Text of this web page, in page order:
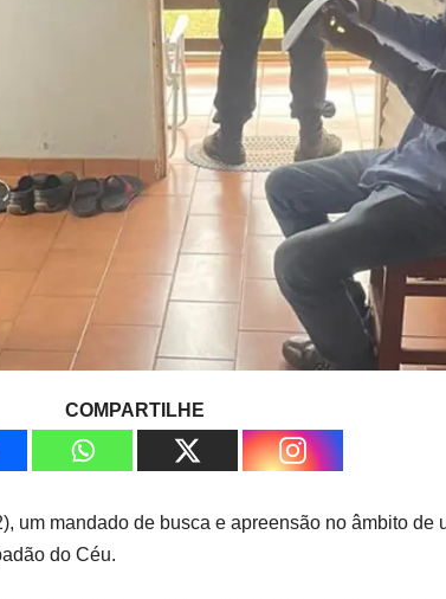
COMPARTILHE
um mandado de busca e apreensão no âmbito de
do Céu.